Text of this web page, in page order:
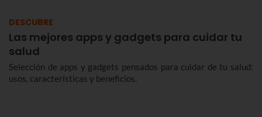
DESCUBRE
Las mejores apps y gadgets para cuidar tu
salud
Selección de apps y gadgets pensados para cuidar de tu salud:
usos, características y beneficios.